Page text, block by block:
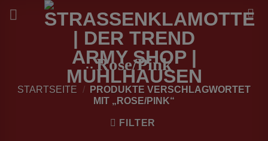
Inhalt
Rose/Pink
STARTSEITE /
PRODUKTE VERSCHLAGWORTET
MIT „ROSE/PINK“
FILTER